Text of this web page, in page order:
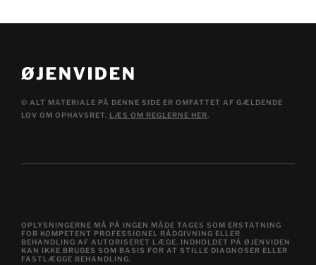
© ALT MATERIALE PÅ DENNE SIDE ER OMFATTET AF GÆLDENDE
LOV OM OPHAVSRET. LÆS OM REGLERNE HER.
OPLYSNINGERNE MÅ PÅ INGEN MÅDE TAGES SOM ERSTATNING
FOR KOMPETENT PROFESSIONEL RÅDGIVNING ELLER
BEHANDLING AF AUTORISERET LÆGE. INDHOLDET PÅ ØJENVIDEN
KAN IKKE BRUGES SOM BASIS FOR AT STILLE DIAGNOSER ELLER
FASTLÆGGE BEHANDLING.